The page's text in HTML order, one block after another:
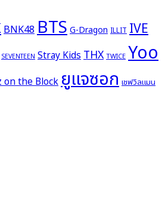
BNK48BTSG-Dragon ILLIT IVE
SEVENTEEN Stray KidsTHX TWICE Yoo
on the Blockยูแจซอก เชฟวิลแมน